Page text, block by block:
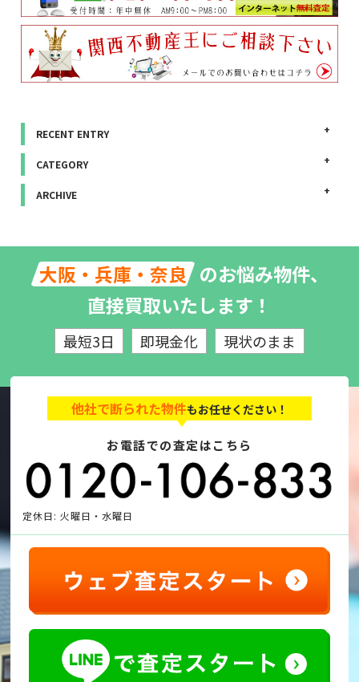
RECENT ENTRY
CATEGORY
ARCHIVE
大阪・兵庫・奈良 のお悩み物件、
直接買取いたします！
最短3日 即現金化 現状のまま
他社で断られた物件もお任せください！
お電話での査定はこちら
定休日: 火曜日・水曜日